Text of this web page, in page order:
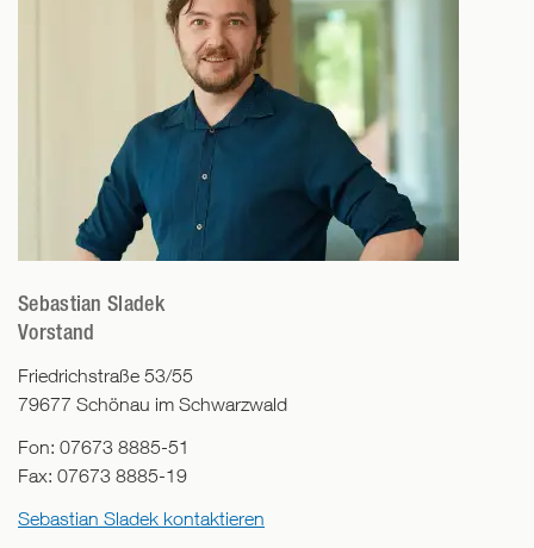
Sebastian Sladek
Vorstand
Friedrichstraße 53/55
79677 Schönau im Schwarzwald
Fon: 07673 8885-51
Fax: 07673 8885-19
Sebastian Sladek kontaktieren